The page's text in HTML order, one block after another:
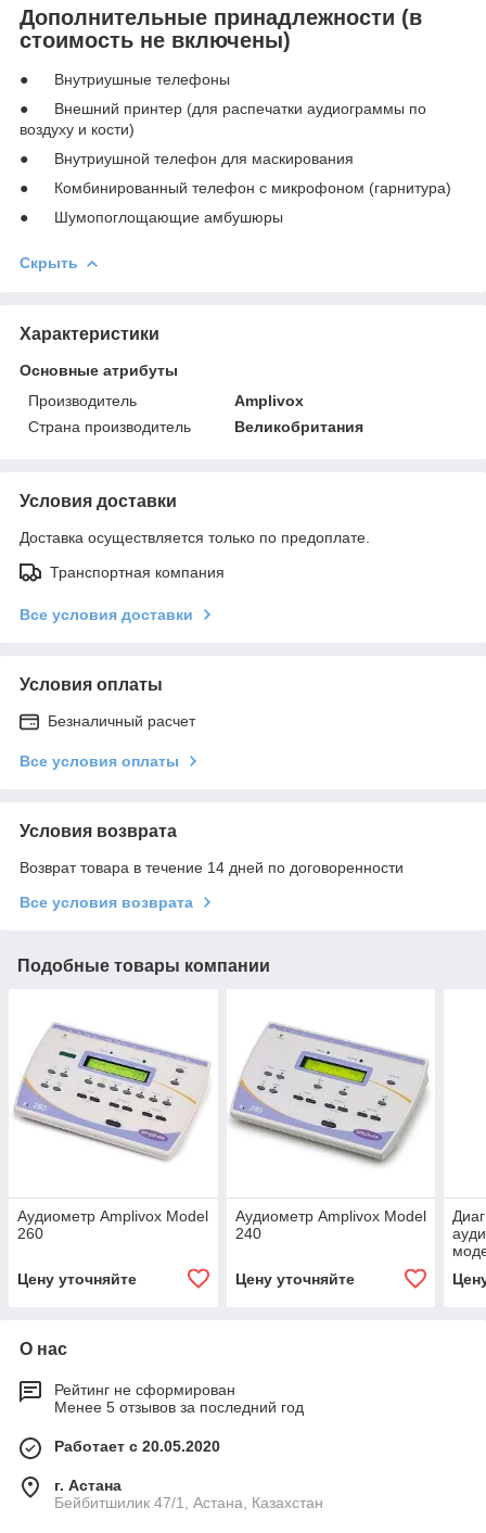
Дополнительные принадлежности (в
стоимость не включены)
● Внутриушные телефоны
● Внешний принтер (для распечатки аудиограммы по
воздуху и кости)
● Внутриушной телефон для маскирования
● Комбинированный телефон с микрофоном (гарнитура)
● Шумопоглощающие амбушюры
Скрыть
Характеристики
Основные атрибуты
Производитель
Amplivox
Страна производитель
Великобритания
Условия доставки
Доставка осуществляется только по предоплате.
Транспортная компания
Все условия доставки
Условия оплаты
Безналичный расчет
Все условия оплаты
Условия возврата
Возврат товара в течение 14 дней по договоренности
Все условия возврата
Подобные товары компании
Аудиометр Amplivox Model
260
Цену уточняйте
Аудиометр Amplivox Model
240
Цену уточняйте
О нас
Рейтинг не сформирован
Менее 5 отзывов за последний год
Работает с 20.05.2020
г. Астана
Бейбитшилик 47/1, Астана, Казахстан